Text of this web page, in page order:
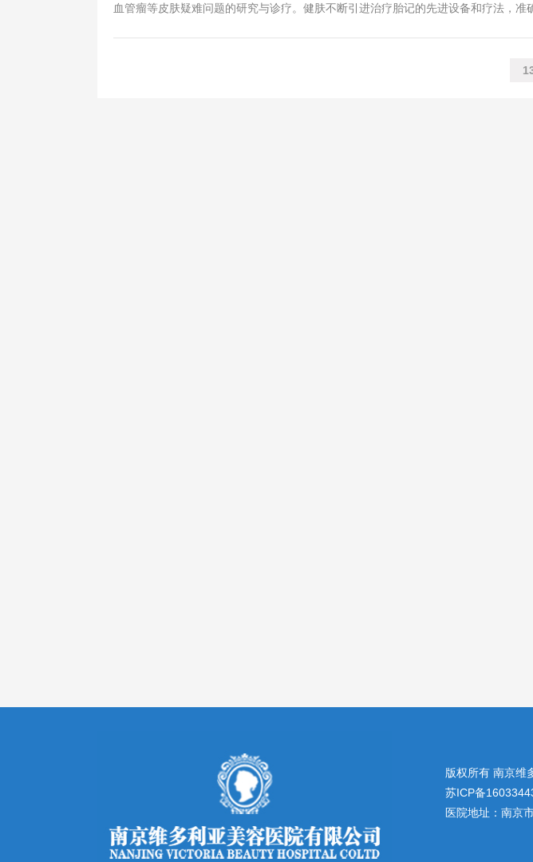
血管瘤等皮肤疑难问题的研究与诊疗。健肤不断引进治疗胎记的先进设备和疗法，准
版权所有 南京维
苏ICP备
医院地址：南京